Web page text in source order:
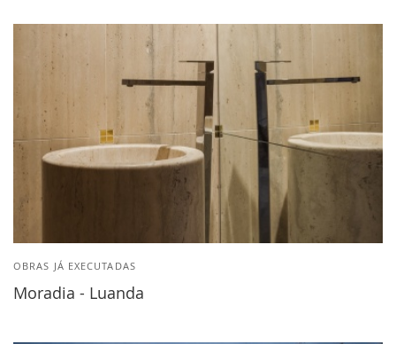
OBRAS JÁ EXECUTADAS
Moradia - Luanda